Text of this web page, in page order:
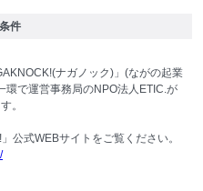
件
ナガノック)」(ながの起業
で運営事務局のNPO法人ETIC.が
。
公式WEBサイトをご覧ください。